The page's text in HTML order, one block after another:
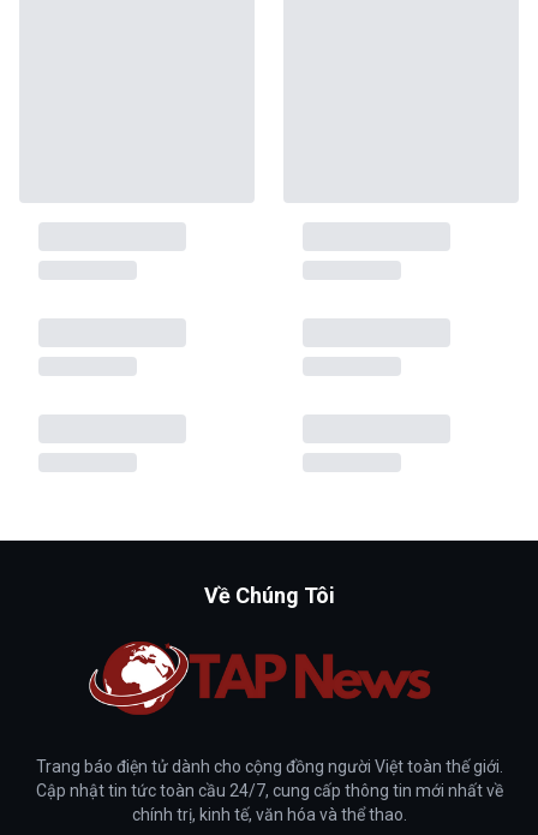
Về Chúng Tôi
Trang báo điện tử dành cho cộng đồng người Việt toàn thế giới.
Cập nhật tin tức toàn cầu 24/7, cung cấp thông tin mới nhất về
chính trị, kinh tế, văn hóa và thể thao.